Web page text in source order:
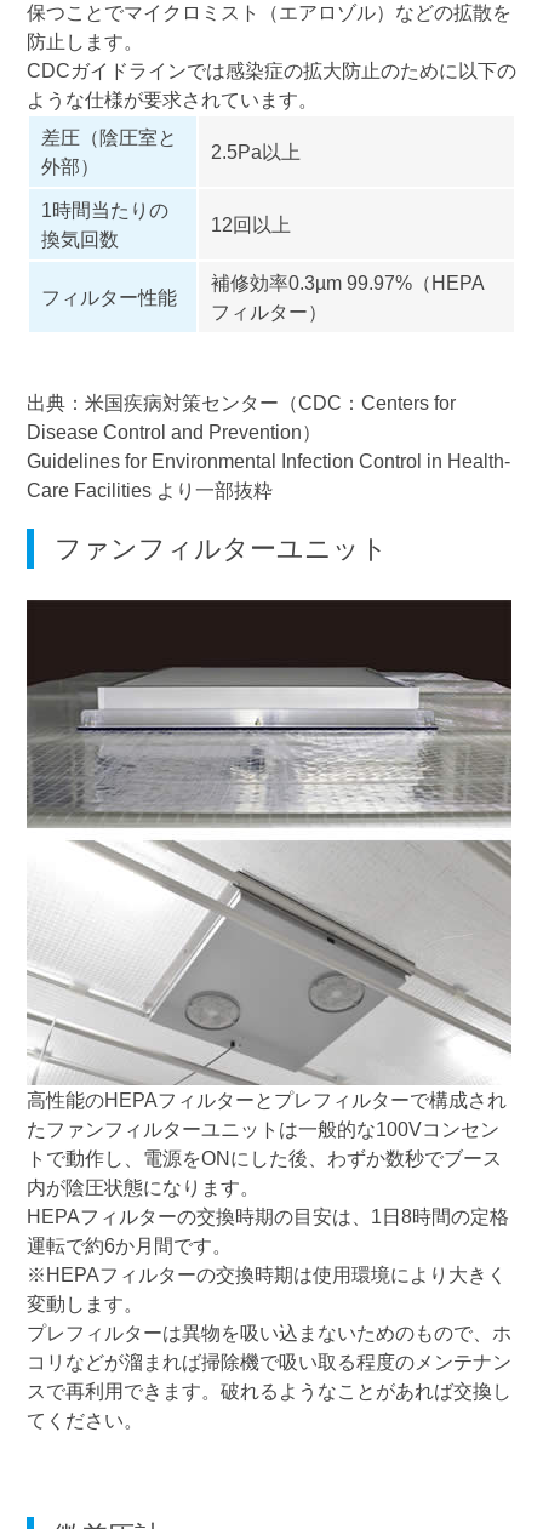
保つことでマイクロミスト（エアロゾル）などの拡散を
防止します。
CDCガイドラインでは感染症の拡大防止のために以下の
ような仕様が要求されています。
差圧（陰圧室と
外部）
2.5Pa以上
1時間当たりの
換気回数
12回以上
フィルター性能
補修効率0.3µm 99.97%（HEPA
フィルター）
出典：米国疾病対策センター（CDC：Centers for
Disease Control and Prevention）
Guidelines for Environmental Infection Control in Health-
Care Facilities より一部抜粋
ファンフィルターユニット
高性能のHEPAフィルターとプレフィルターで構成され
たファンフィルターユニットは一般的な100Vコンセン
トで動作し、電源をONにした後、わずか数秒でブース
内が陰圧状態になります。
HEPAフィルターの交換時期の目安は、1日8時間の定格
運転で約6か月間です。
※HEPAフィルターの交換時期は使用環境により大きく
変動します。
プレフィルターは異物を吸い込まないためのもので、ホ
コリなどが溜まれば掃除機で吸い取る程度のメンテナン
スで再利用できます。破れるようなことがあれば交換し
てください。